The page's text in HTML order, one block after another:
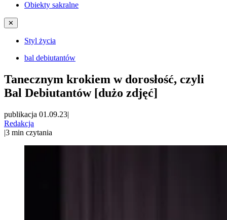
Obiekty sakralne
✕
Styl życia
bal debiutantów
Tanecznym krokiem w dorosłość, czyli
Bal Debiutantów [dużo zdjęć]
publikacja 01.09.23|
Redakcja
|3 min czytania